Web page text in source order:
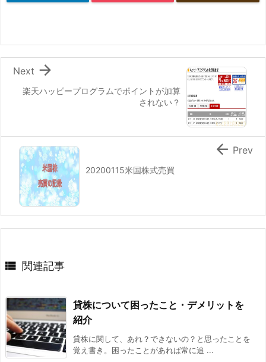
楽天ハッピープログラムでポイントが加算
されない？

Next
20200115米国株式売買
 Prev
 関連記事
貸株について困ったこと・デメリットを
紹介
貸株に関して、あれ？できないの？と思ったことを
覚え書き。困ったことがあれば常に追 ...